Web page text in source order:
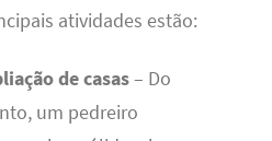
atividades estão:
de casas– Do
um pedreiro